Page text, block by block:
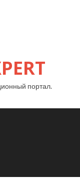
портал.